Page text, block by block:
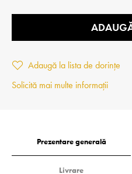
Adaugă la lista de dorințe
Solicită mai multe informații
Prezentare generală
Livrare